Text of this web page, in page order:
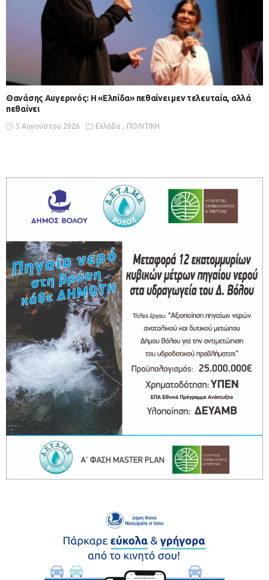
Θανάσης Αυγερινός: Η «Ελπίδα» πεθαίνει μεν τελευταία, αλλά
πεθαίνει
5 Αυγούστου 2026 Ελλάδα ΠΟΛΙΤΙΚΗ